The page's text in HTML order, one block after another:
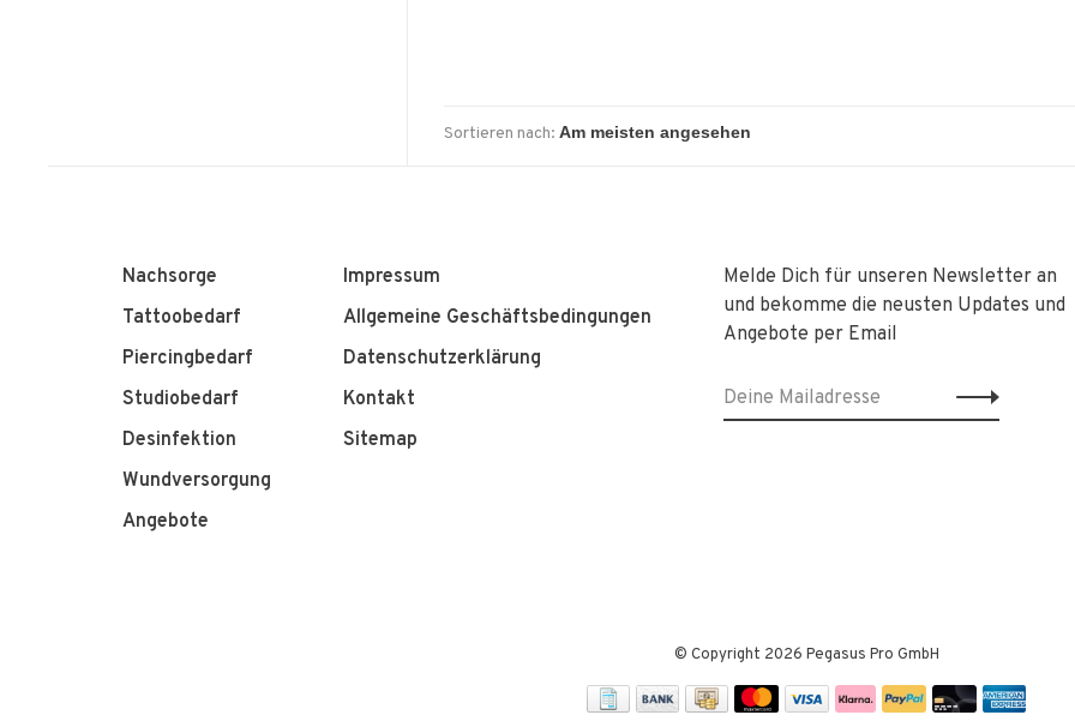
Sortieren nach:
Nachsorge
Tattoobedarf
Piercingbedarf
Studiobedarf
Desinfektion
Wundversorgung
Angebote
Impressum
Allgemeine Geschäftsbedingungen
Datenschutzerklärung
Kontakt
Sitemap
Melde Dich für unseren Newsletter an
und bekomme die neusten Updates und
Angebote per Email
© Copyright 2026 Pegasus Pro GmbH